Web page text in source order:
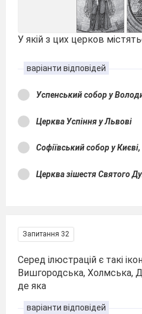
У якій з цих церков
варіанти відповідей
Успенський собор у
Церква Успіння у Львові
Софіївський собор у
Церква зішестя Святого
Запитання 32
Серед ілюстрацій є такі
Вишгородська, Холмська,
де яка
варіанти відповідей